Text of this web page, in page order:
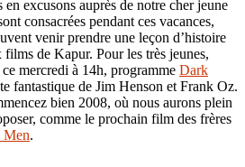
excusons auprès de notre cher jeune
consacrées pendant ces vacances,
venir prendre une leçon d’histoire
films de Kapur. Pour les très jeunes,
mercredi à 14h, programme Dark
fantastique de Jim Henson et Frank Oz.
bien 2008, où nous aurons plein
comme le prochain film des frères
.